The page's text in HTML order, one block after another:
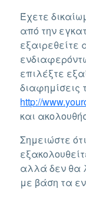
Έχετε
από την
εξαιρεθείτε
επιλέξτε
διαφημίσεις
http://
και
Σημειώστε
αλλά δεν θα
με βάση τα